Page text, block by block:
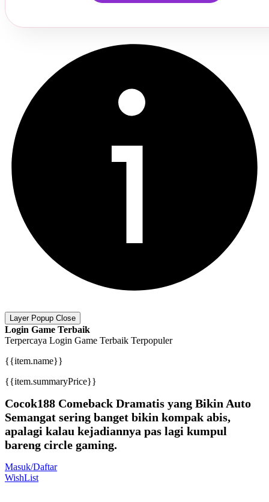
Layer Popup Close
Login Game Terbaik
Terpercaya Login Game Terbaik Terpopuler
{{item.name}}
{{item.summaryPrice}}
Cocok188 Comeback Dramatis yang Bikin Auto
Semangat sering banget bikin kompak abis,
apalagi kalau kejadiannya pas lagi kumpul
bareng circle gaming.
Masuk/Daftar
WishList